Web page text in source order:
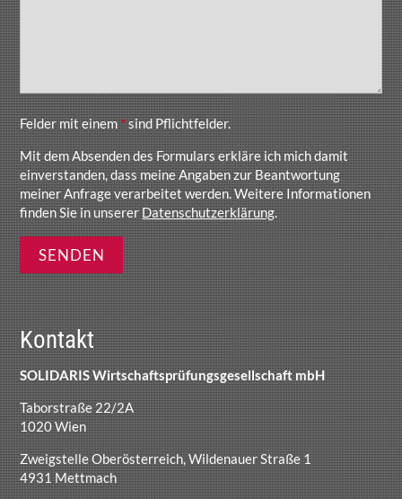
Felder mit einem*sind Pflichtfelder.
Mit dem Absenden des Formulars erkläre ich mich damit
einverstanden, dass meine Angaben zur Beantwortung
meiner Anfrage verarbeitet werden. Weitere Informationen
finden Sie in unsererDatenschutzerklärung.
Kontakt
SOLIDARIS Wirtschaftsprüfungsgesellschaft mbH
Taborstraße 22/2A
1020 Wien
Zweigstelle Oberösterreich, Wildenauer Straße 1
4931 Mettmach